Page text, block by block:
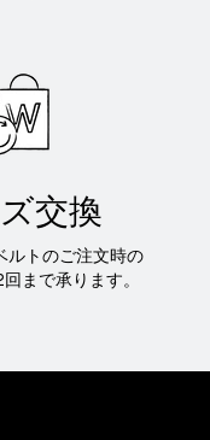
交換
ルトのご注文時の
まで承ります。